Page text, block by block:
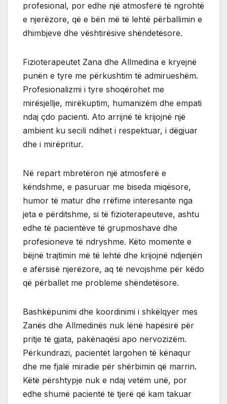
profesional, por edhe një atmosferë të ngrohtë
e njerëzore, që e bën më të lehtë përballimin e
dhimbjeve dhe vështirësive shëndetësore.
Fizioterapeutet Zana dhe Allmedina e kryejnë
punën e tyre me përkushtim të admirueshëm.
Profesionalizmi i tyre shoqërohet me
mirësjellje, mirëkuptim, humanizëm dhe empati
ndaj çdo pacienti. Ato arrijnë të krijojnë një
ambient ku secili ndihet i respektuar, i dëgjuar
dhe i mirëpritur.
Në repart mbretëron një atmosferë e
këndshme, e pasuruar me biseda miqësore,
humor të matur dhe rrëfime interesante nga
jeta e përditshme, si të fizioterapeuteve, ashtu
edhe të pacientëve të grupmoshave dhe
profesioneve të ndryshme. Këto momente e
bëjnë trajtimin më të lehtë dhe krijojnë ndjenjën
e afërsisë njerëzore, aq të nevojshme për këdo
që përballet me probleme shëndetësore.
Bashkëpunimi dhe koordinimi i shkëlqyer mes
Zanës dhe Allmedinës nuk lënë hapësirë për
pritje të gjata, pakënaqësi apo nervozizëm.
Përkundrazi, pacientët largohen të kënaqur
dhe me fjalë miradie për shërbimin që marrin.
Këtë përshtypje nuk e ndaj vetëm unë, por
edhe shumë pacientë të tjerë që kam takuar